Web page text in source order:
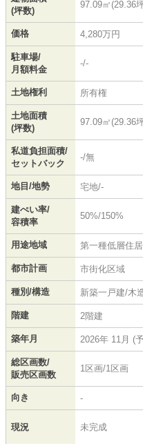
(坪数)
97.09㎡(29.36
価格 4,280万円
駐車場/
月額料金
-/-
土地権利 所有権
土地面積
(坪数)
97.09㎡(29.36
私道負担面積/
セットバック
-/無
地目/地勢 宅地/-
建ぺい率/
容積率
50%/150%
用途地域 第一種低層住
都市計画 市街化区域
種別/構造 新築一戸建/木
階建 2階建
築年月 2026年 11月 (
総区画数/
販売区画数
1区画/1区画
向き -
現況 未完成